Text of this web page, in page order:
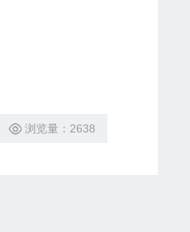
浏览量：2638